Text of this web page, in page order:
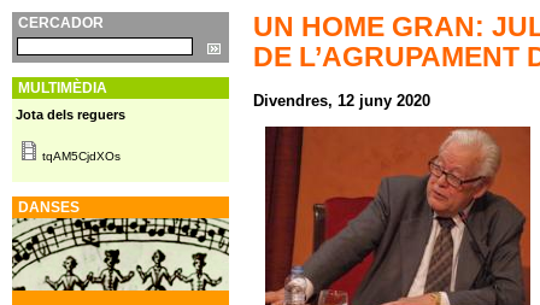
UN HOME GRAN:
DE L’AGRUPAMENT
Divendres, 12 juny 2020
CERCADOR
Cerca
MULTIMÈDIA
Jota dels reguers
tqAM5CjdXOs
DANSES